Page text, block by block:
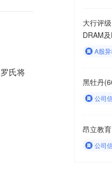
氏将
大行评
DRAM
A股异
黑牡丹
公司
昂立教
公司